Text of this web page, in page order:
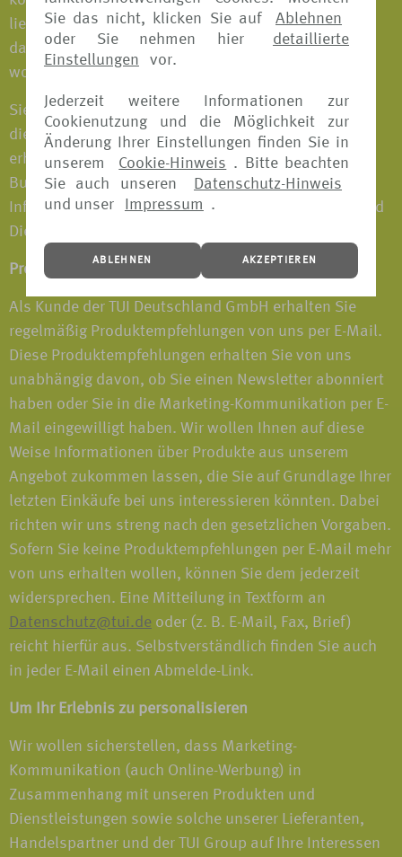
Sie das nicht, klicken Sie auf
Ablehnen
oder Sie nehmen hier
detaillierte
Einstellungen
vor.
Jederzeit weitere Informationen zur
Cookienutzung und die Möglichkeit zur
Änderung Ihrer Einstellungen finden Sie in
unserem
Cookie-Hinweis . Bitte beachten
Sie auch unseren
Datenschutz-Hinweis
und unser
Impressum .
ABLEHNEN AKZEPTIEREN
liegt die Wahl ganz bei Ihnen. Wenn Sie uns sagen,
dass Sie keine Marketing-Informationen empfangen
wollen, verpassen Sie großartige Angebote.
Sie würden dann aber ggf. trotzdem
dienstleistungsbezogene Kommunikationen von uns
erhalten. Beispielsweise Bestätigungen von
Buchungen, die Sie bei uns tätigen sowie wichtige
Informationen über die Nutzung unserer Produkte und
Dienstleistungen.
Produktempfehlungen per E-Mail
Als Kunde der TUI Deutschland GmbH erhalten Sie
regelmäßig Produktempfehlungen von uns per E-Mail.
Diese Produktempfehlungen erhalten Sie von uns
unabhängig davon, ob Sie einen Newsletter abonniert
haben oder Sie in die Marketing-Kommunikation per E-
Mail eingewilligt haben. Wir wollen Ihnen auf diese
Weise Informationen über Produkte aus unserem
Angebot zukommen lassen, die Sie auf Grundlage Ihrer
letzten Einkäufe bei uns interessieren könnten. Dabei
richten wir uns streng nach den gesetzlichen Vorgaben.
Sofern Sie keine Produktempfehlungen per E-Mail mehr
von uns erhalten wollen, können Sie dem jederzeit
widersprechen. Eine Mitteilung in Textform an
Datenschutz@tui.de oder (z. B. E-Mail, Fax, Brief)
reicht hierfür aus. Selbstverständlich finden Sie auch
in jeder E-Mail einen Abmelde-Link.
Um Ihr Erlebnis zu personalisieren
Wir wollen sicherstellen, dass Marketing-
Kommunikation (auch Online-Werbung) in
Zusammenhang mit unseren Produkten und
Dienstleistungen sowie solche unserer Lieferanten,
Handelspartner und der TUI Group auf Ihre Interessen